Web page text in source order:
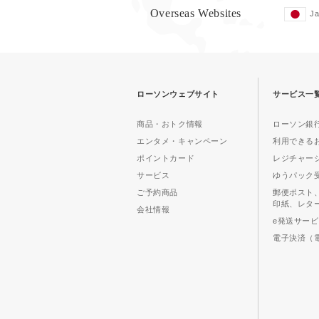
Overseas Websites
ローソンウェブサイト
商品・おトク情報
エンタメ・キャンペーン
ポイントカード
サービス
ご予約商品
会社情報
サービス一
ローソン銀
利用できる
レジチャー
ゆうパック
郵便ポスト
印紙、レタ
e発送サー
電子決済（